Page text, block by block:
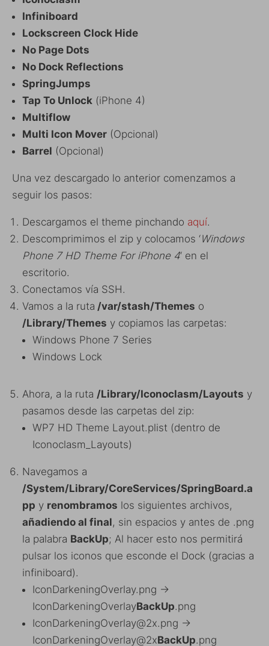
Infiniboard
Lockscreen Clock Hide
No Page Dots
No Dock Reflections
SpringJumps
Tap To Unlock (iPhone 4)
Multiflow
Multi Icon Mover (Opcional)
Barrel (Opcional)
Una vez descargado lo anterior comenzamos a
seguir los pasos:
Descargamos el theme pinchando aquí.
Descomprimimos el zip y colocamos ‘Windows
Phone 7 HD Theme For iPhone 4‘ en el
escritorio.
Conectamos vía SSH.
Vamos a la ruta /var/stash/Themes o
/Library/Themes y copiamos las carpetas:
Windows Phone 7 Series
Windows Lock
Ahora, a la ruta /Library/Iconoclasm/Layouts y
pasamos desde las carpetas del zip:
WP7 HD Theme Layout.plist (dentro de
Iconoclasm_Layouts)
Navegamos a
/System/Library/CoreServices/SpringBoard.a
pp y renombramos los siguientes archivos,
añadiendo al final, sin espacios y antes de .png
la palabra BackUp; Al hacer esto nos permitirá
pulsar los iconos que esconde el Dock (gracias a
infiniboard).
IconDarkeningOverlay.png ->
IconDarkeningOverlayBackUp.png
IconDarkeningOverlay@2x.png ->
IconDarkeningOverlay@2xBackUp.png